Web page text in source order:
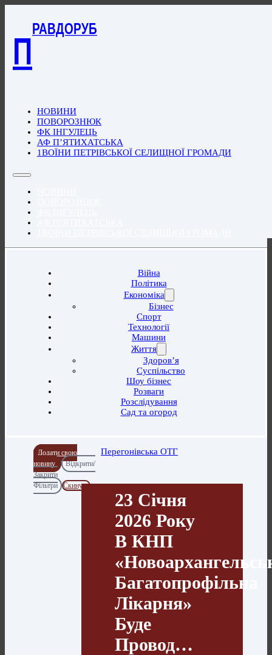
П
РАВДОРУБ
НОВИНИ
ПОВОРОЗНЮК
ФК ІНГУЛЕЦЬ
АФ П’ЯТИХАТСЬКА
1ВОЇНИ ПЕТРІВСЬКОЇ СЕЛИЩНОЇ ГРОМАДИ
Війна
Політика
Економіка
Бізнес
Спорт
Технології
Машини
Життя
Здоров’я
Суспільство
Шоу бізнес
Розваги
Розслідування
Сад та огород
Додати свою
новину
Відкрити/
Закрити
Фільтри
Скинути
Перегонівська ОТГ
23 Січня
2026 Року
В КНП
Багатопрофільна
Лікарня»
Буде
Провод…